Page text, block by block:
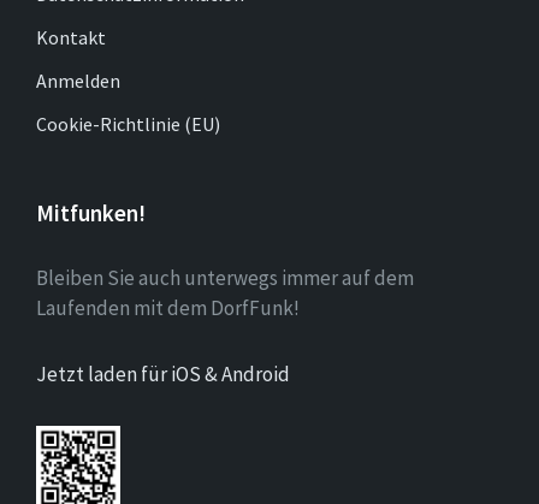
Kontakt
Anmelden
Cookie-Richtlinie (EU)
Mitfunken!
Bleiben Sie auch unterwegs immer auf dem
Laufenden mit dem DorfFunk!
Jetzt laden für iOS & Android